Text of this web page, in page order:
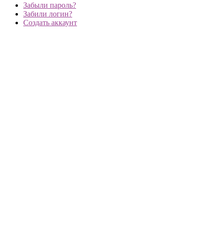
Забыли пароль?
Забили логин?
Создать аккаунт